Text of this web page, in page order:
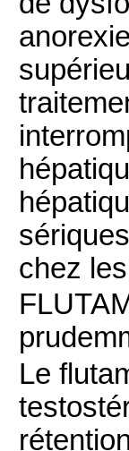
chez
Le